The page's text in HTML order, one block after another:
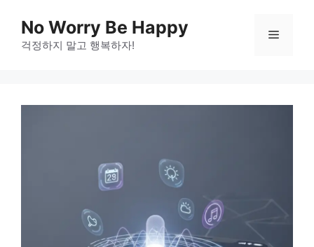
content
No Worry Be Happy
걱정하지 말고 행복하자!
Menu